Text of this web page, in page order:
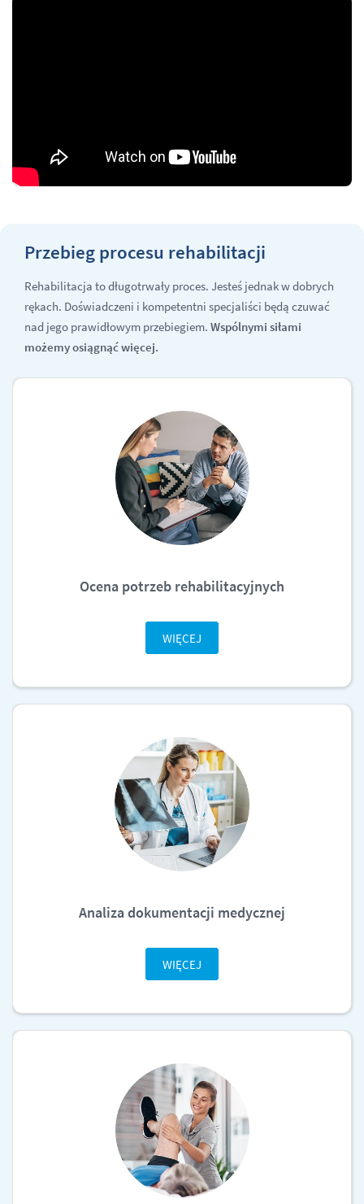
Przebieg procesu rehabilitacji
Rehabilitacja to długotrwały proces. Jesteś jednak w dobrych
rękach. Doświadczeni i kompetentni specjaliści będą czuwać
nad jego prawidłowym przebiegiem. Wspólnymi siłami
możemy osiągnąć więcej.
Ocena potrzeb rehabilitacyjnych
WIĘCEJ
Analiza dokumentacji medycznej
WIĘCEJ